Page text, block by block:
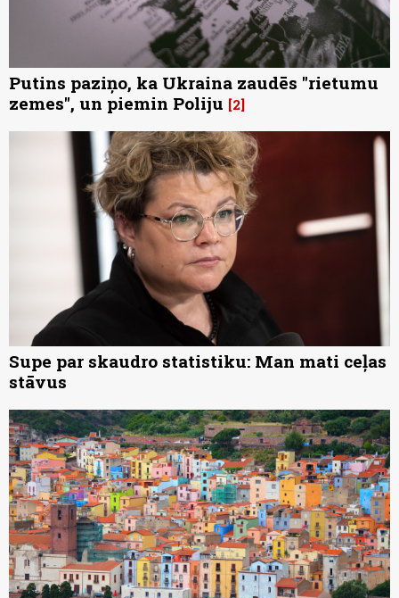
Putins paziņo, ka Ukraina zaudēs "rietumu
zemes", un piemin Poliju 2
Supe par skaudro statistiku: Man mati ceļas
stāvus